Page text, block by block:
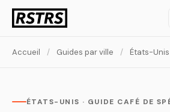
Accueil / Guides par ville / États-Unis
ÉTATS-UNIS · GUIDE CAFÉ DE